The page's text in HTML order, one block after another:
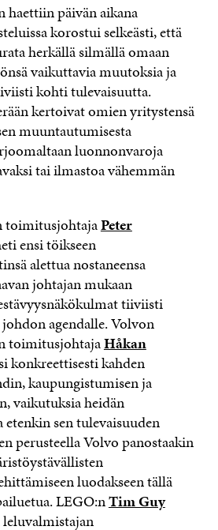
päivän aikana
korostui selkeästi, että
herkällä silmällä omaan
vaikuttavia muutoksia ja
kohti tulevaisuutta.
kertoivat omien yritystensä
muuntautumisesta
luonnonvaroja
tai ilmastoa vähemmän
toimitusjohtajaPeter
ensi töikseen
alettua nostaneensa
johtajan mukaan
tiiviisti
agendalle. Volvon
toimitusjohtajaHåkan
konkreettisesti kahden
kaupungistumisen ja
vaikutuksia heidän
sen tulevaisuuden
perusteella Volvo panostaakin
luodakseen tällä
LEGO:nTim Guy